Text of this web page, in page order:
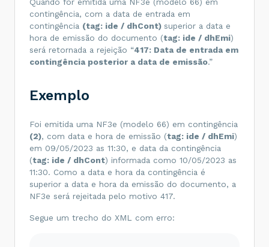
contingência, com a data de entrada em
contingência (tag: ide / dhCont) superior a data e
hora de emissão do documento (tag: ide / dhEmi)
será retornada a rejeição “417: Data de entrada em
contingência posterior a data de emissão.”
Exemplo
Foi emitida uma NF3e (modelo 66) em contingência
(2), com data e hora de emissão (tag: ide / dhEmi)
em 09/05/2023 as 11:30, e data da contingência
(tag: ide / dhCont) informada como 10/05/2023 as
11:30. Como a data e hora da contingência é
superior a data e hora da emissão do documento, a
NF3e será rejeitada pelo motivo 417.
Segue um trecho do XML com erro: